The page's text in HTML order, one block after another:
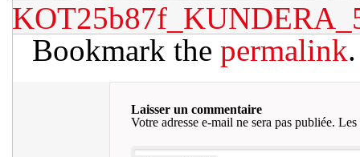
Bookmark the permalink.
Laisser un commentaire
Votre adresse e-mail ne sera pas publiée. Les